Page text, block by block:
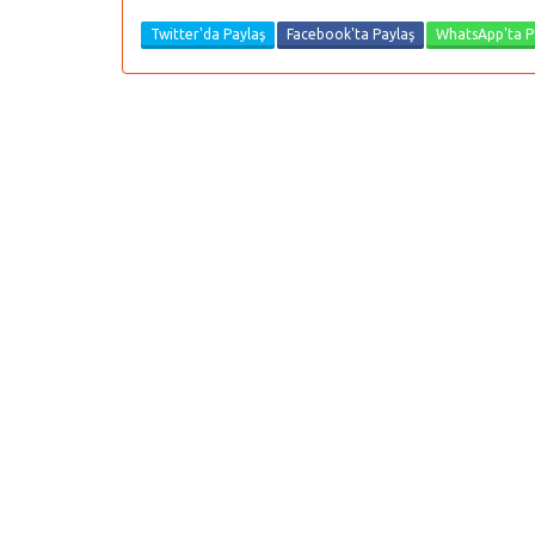
Twitter'da Paylaş Facebook'ta Paylaş WhatsApp'ta